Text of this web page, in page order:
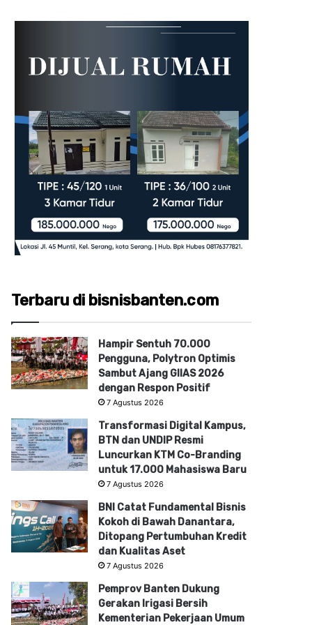
Terbaru di bisnisbanten.com
Hampir Sentuh 70.000
Pengguna, Polytron Optimis
Sambut Ajang GIIAS 2026
dengan Respon Positif
7 Agustus 2026
Transformasi Digital Kampus,
BTN dan UNDIP Resmi
Luncurkan KTM Co-Branding
untuk 17.000 Mahasiswa Baru
7 Agustus 2026
BNI Catat Fundamental Bisnis
Kokoh di Bawah Danantara,
Ditopang Pertumbuhan Kredit
dan Kualitas Aset
7 Agustus 2026
Pemprov Banten Dukung
Gerakan Irigasi Bersih
Kementerian Pekerjaan Umum